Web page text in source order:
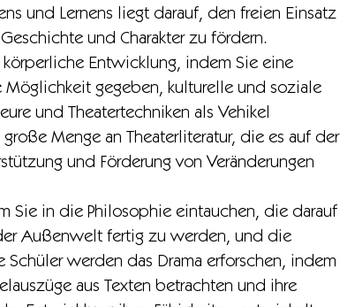
und Lernens liegt darauf, den freien Einsatz
und Charakter zu fördern.
Entwicklung, indem Sie eine
gegeben, kulturelle und soziale
und Theatertechniken als Vehikel
Menge an Theaterliteratur, die es auf der
und Förderung von Veränderungen
Sie in die Philosophie eintauchen, die darauf
Außenwelt fertig zu werden, und die
werden das Drama erforschen, indem
aus Texten betrachten und ihre